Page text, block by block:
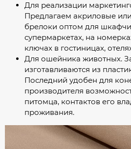
Для реализации
Предлагаем акриловые
брелоки оптом для
супермаркетах, на
ключах в гостиницах,
Для ошейника животных.
изготавливаются из
Последний удобен для
производителя
питомца, контактов его
проживания.